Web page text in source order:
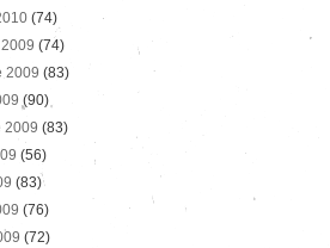
(74)
(74)
2009 (83)
(90)
2009 (83)
(56)
(83)
(76)
(72)